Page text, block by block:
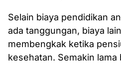
Selain biaya pendidikan
ada tanggungan, biaya
membengkak ketika
kesehatan. Semakin lama